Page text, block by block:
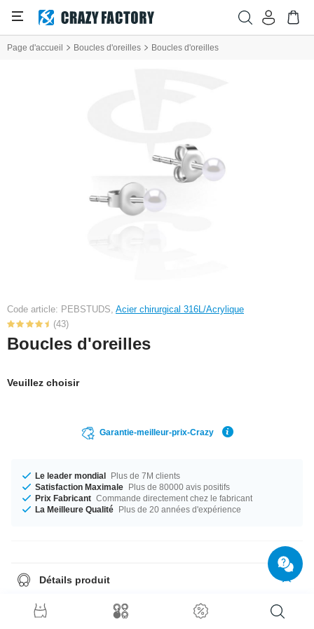
Page d'accueil Boucles d'oreilles Boucles d'oreilles
Code article: PEBSTUDS, Acier chirurgical 316L/Acrylique
(43)
Boucles d'oreilles
Veuillez choisir
Garantie-meilleur-prix-Crazy
Le leader mondial Plus de 7M clients
Satisfaction Maximale Plus de 80000 avis positifs
Prix Fabricant Commande directement chez le fabricant
La Meilleure Qualité Plus de 20 années d'expérience
Détails produit
recevrez une paire.